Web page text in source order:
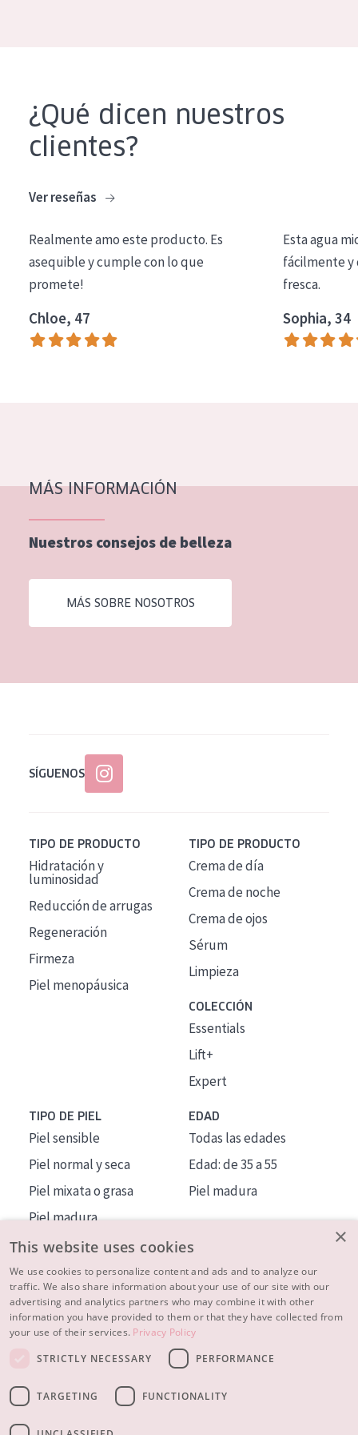
Expert
TIPO DE PIEL
Piel mixata o grasa
Piel madura
Piel menopáusica
¿Qué dicen nuestros
clientes?
Ver reseñas
Realmente amo este producto. Es
asequible y cumple con lo que
promete!
Chloe, 47
Esta agua
fácilmente y
fresca.
Sophia, 34
MÁS INFORMACIÓN
Nuestros consejos de belleza
MÁS SOBRE NOSOTROS
SÍGUENOS
TIPO DE PRODUCTO
Hidratación y
luminosidad
Reducción de arrugas
Regeneración
Firmeza
Piel menopáusica
TIPO DE PRODUCTO
Crema de día
Crema de noche
Crema de ojos
Sérum
Limpieza
COLECCIÓN
Essentials
Lift+
Expert
TIPO DE PIEL
Piel sensible
Piel normal y seca
Piel mixata o grasa
Piel madura
Piel expuesta al sol
Piel menopáusica
EDAD
Todas las edades
Edad: de 35 a 55
Piel madura
MÁS SOBRE NOSOTROS
INSPIRACIÓN
CONTACTO
© 2023 - 2026 Diadermine
×
This website uses cookies
We use cookies to personalize content and ads and to analyze our
traffic. We also share information about your use of our site with our
advertising and analytics partners who may combine it with other
information you have provided to them or that they have collected from
your use of their services. Privacy Policy
STRICTLY NECESSARY
PERFORMANCE
TARGETING FUNCTIONALITY